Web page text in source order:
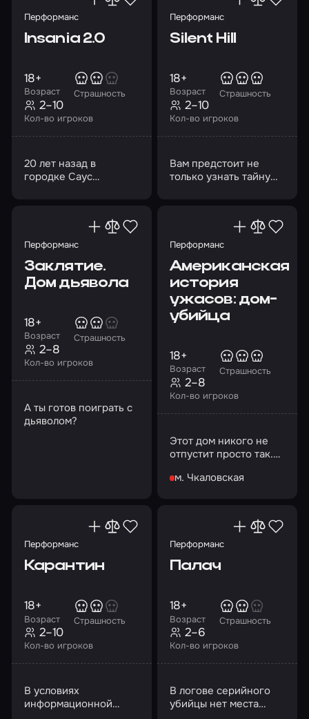
Перформанс
Insania 2.0
Возраст
18+
Страшность
Кол-во игроков
2–10
20 лет назад в
городке Саус
кровавое убийство
Перформанс
Silent Hill
Возраст
18+
Страшность
Кол-во игроков
2–10
Вам предстоит не
только узнать тайну
Перформанс
Заклятие.
Дом дьявола
Возраст
18+
Страшность
Кол-во игроков
2–8
А ты готов поиграть с
дьяволом?
Перформанс
Американская
история
ужасов: дом-
убийца
Возраст
18+
Страшность
Кол-во игроков
2–8
Этот дом никого не
отпустит просто так.
договориться с ним?
м. Чкаловская
Перформанс
Карантин
Возраст
18+
Страшность
Кол-во игроков
2–10
В условиях
информационной
Перформанс
Палач
Возраст
18+
Страшность
Кол-во игроков
2–6
В логове серийного
убийцы нет места